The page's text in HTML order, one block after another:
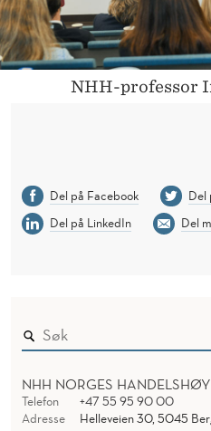
E
V
S
NHH-professor
Del på Facebook
Del
Del på LinkedIn
Del
NHH NORGES
Telefon
+47 55 95 90 00
Adresse
Helleveien 30, 5045